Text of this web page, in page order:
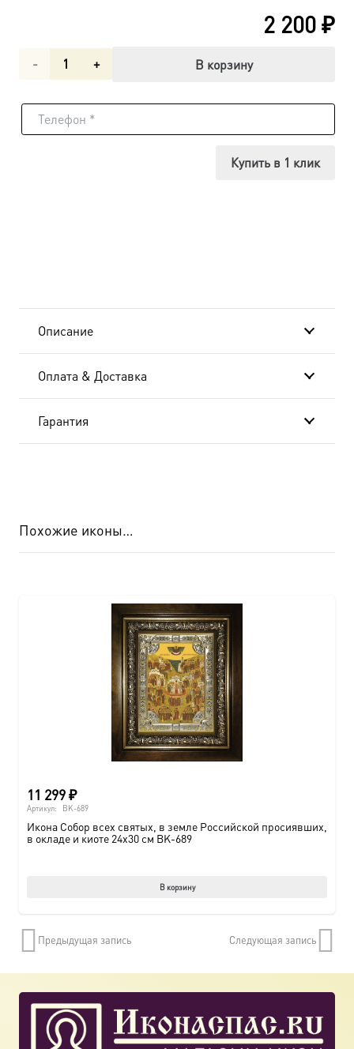
2 200₽
Количество
Сергий
В корзину
Купить в 1 клик
Описание
Оплата & Доставка
Гарантия
Похожие иконы…
11 299₽
Артикул: BK-689
Икона Собор всех святых, в земле Российской просиявших,
в окладе и киоте 24х30 см BK-689
В корзину
Предыдущая запись Следующая запись